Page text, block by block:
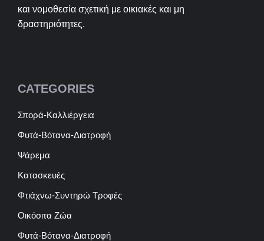
και νομοθεσία σχετική με οικιακές και μη
δραστηριότητες.
CATEGORIES
Σπορά-Καλλιέργεια
Φυτά-Βότανα-Διατροφή
Ψάρεμα
Κατασκευές
Φτιάχνω-Συντηρώ Τροφές
Οικόσιτα Ζώα
Φυτά-Βότανα-Διατροφή